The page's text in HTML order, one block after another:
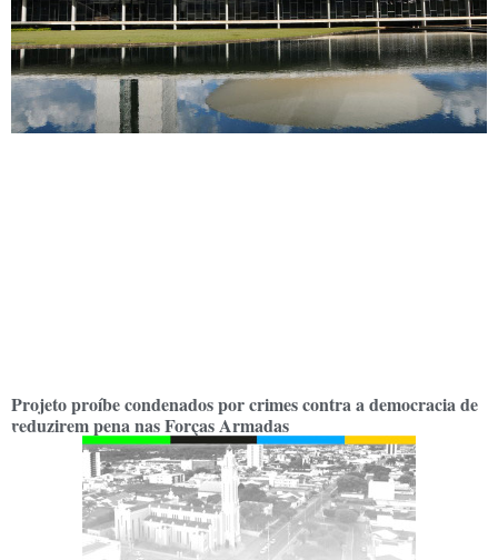
Projeto proíbe condenados por crimes contra a democracia de
reduzirem pena nas Forças Armadas